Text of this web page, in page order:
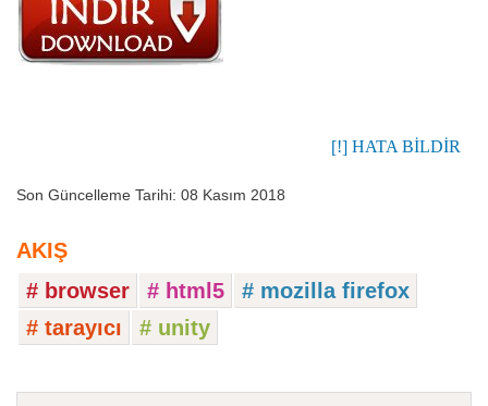
[!] HATA BİLDİR
Son Güncelleme Tarihi: 08 Kasım 2018
AKIŞ
# browser
# html5
# mozilla firefox
# tarayıcı
# unity